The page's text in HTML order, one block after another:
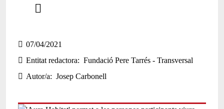
07/04/2021
Entitat redactora
Fundació Pere Tarrés - Transversal
Autor/a
Josep Carbonell